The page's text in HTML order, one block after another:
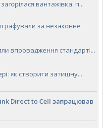
вантажівка: п...
за незаконне
впровадження стандарті...
як створити затишну...
Direct to Cell запрацював